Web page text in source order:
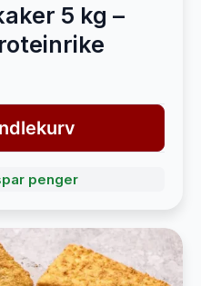
5 kg –
penger